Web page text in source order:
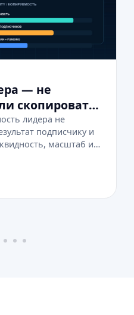
— не
скопировать
лидера не
подписчику и
масштаб и